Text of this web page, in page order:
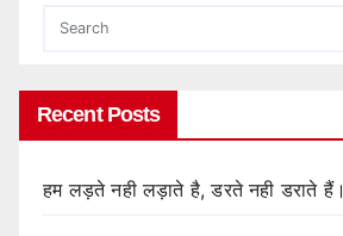
Recent Posts
हम लड़ते नही लड़ाते है, डरते नही डराते हैं।